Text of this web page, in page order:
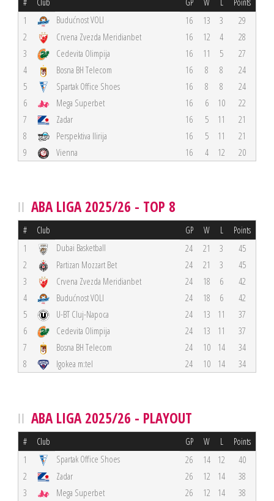
1 Budućnost VOLI 16 13 3
29
2
Crvena Zvezda Meridianbet 16 12 4
28
3
Cedevita Olimpija 16 11 5
27
4
Bosna BH Telecom 16 8 8
24
5
Spartak Office Shoes 16 8 8
24
6
Mega Superbet 16 6 10
22
7
Zadar 16 5 11
21
8
Perspektiva Ilirija 16 5 11
21
9
Vienna 16 4 12 20
ABA LIGA 2025/26 - TOP 8
# Club GP W L Points
1 Dubai Basketball 24 21 3
45
2
Partizan Mozzart Bet 24 21 3
45
3
Crvena Zvezda Meridianbet 24 18 6
42
4
Budućnost VOLI 24 18 6
42
5
U-BT Cluj-Napoca 24 13 11
37
6
Cedevita Olimpija 24 13 11
37
7
Bosna BH Telecom 24 10 14
34
8
Igokea m:tel 24 10 14 34
ABA LIGA 2025/26 - PLAYOUT
# Club GP W L Points
1 Spartak Office Shoes 26 14 12
40
2
Zadar 26 12 14
38
3
Mega Superbet 26 12 14 38